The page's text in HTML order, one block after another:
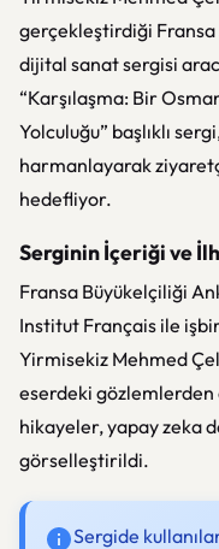
gerçekleştirdiği
dijital sanat sergisi
“Karşılaşma: Bir
Yolculuğu” başlıklı
harmanlayarak
hedefliyor.
Serginin İçeriği ve
Fransa Büyükelçiliği
Institut Français ile
Yirmisekiz Mehmed
eserdeki
hikayeler, yapay zeka
görselleştirildi.
Sergide